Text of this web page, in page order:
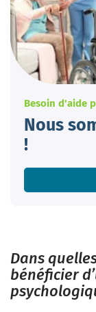
Besoin d'aide
Nous
!
Dans
bénéficier